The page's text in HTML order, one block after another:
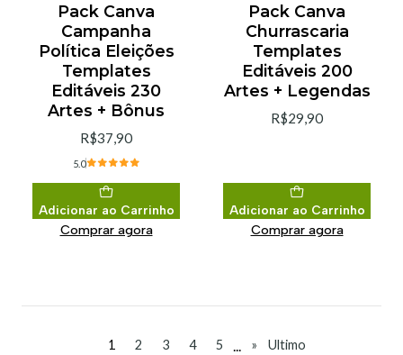
Pack Canva
Campanha
Política Eleições
Templates
Editáveis 230
Artes + Bônus
R$37,90
5.0
Adicionar ao Carrinho
Comprar agora
Pack Canva
Churrascaria
Templates
Editáveis 200
Artes + Legendas
R$29,90
Adicionar ao Carrinho
Comprar agora
1 2 3 4 5 ... » Ultimo